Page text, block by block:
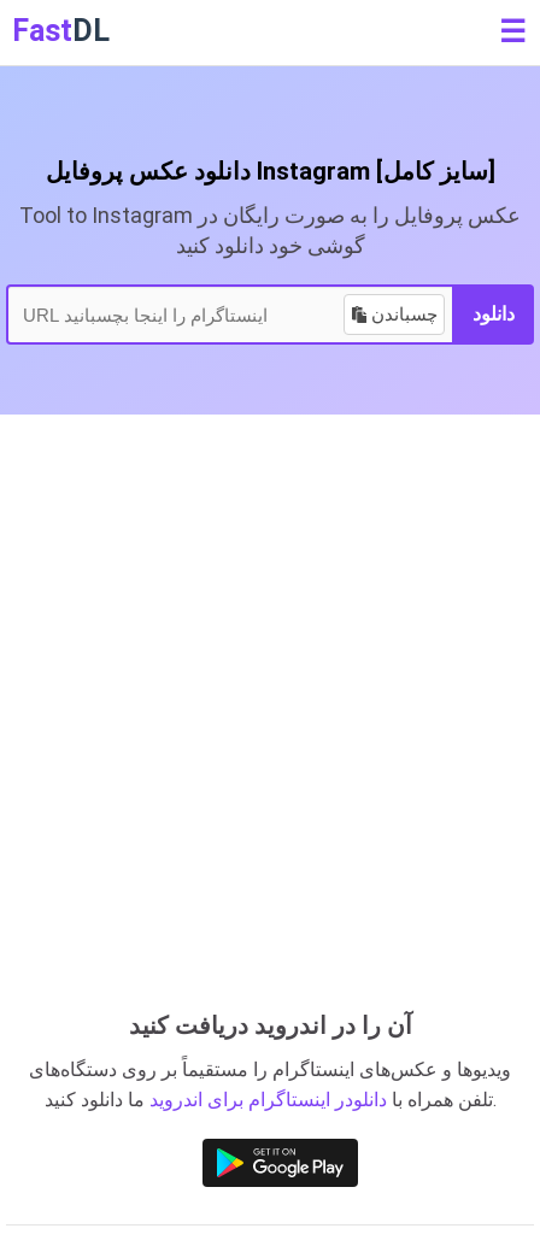
Fast DL ☰
دانلود عکس پروفایل Instagram [سایز کامل]
Tool to Instagram عکس پروفایل را به صورت رایگان در
گوشی خود دانلود کنید
چسباندن دانلود
آن را در اندروید دریافت کنید
ویدیوها و عکس‌های اینستاگرام را مستقیماً بر روی دستگاه‌های
تلفن همراه بادانلودر اینستاگرام برای اندروید ما دانلود کنید.